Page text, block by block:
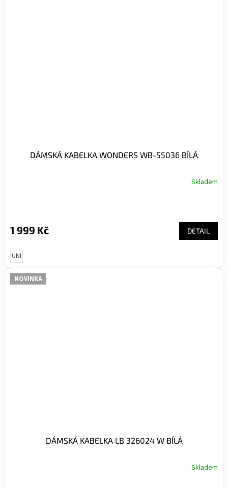
DÁMSKÁ KABELKA WONDERS WB-55036 BÍLÁ
Skladem
1 999 Kč DETAIL
UNI
NOVINKA
DÁMSKÁ KABELKA LB 326024 W BÍLÁ
Skladem